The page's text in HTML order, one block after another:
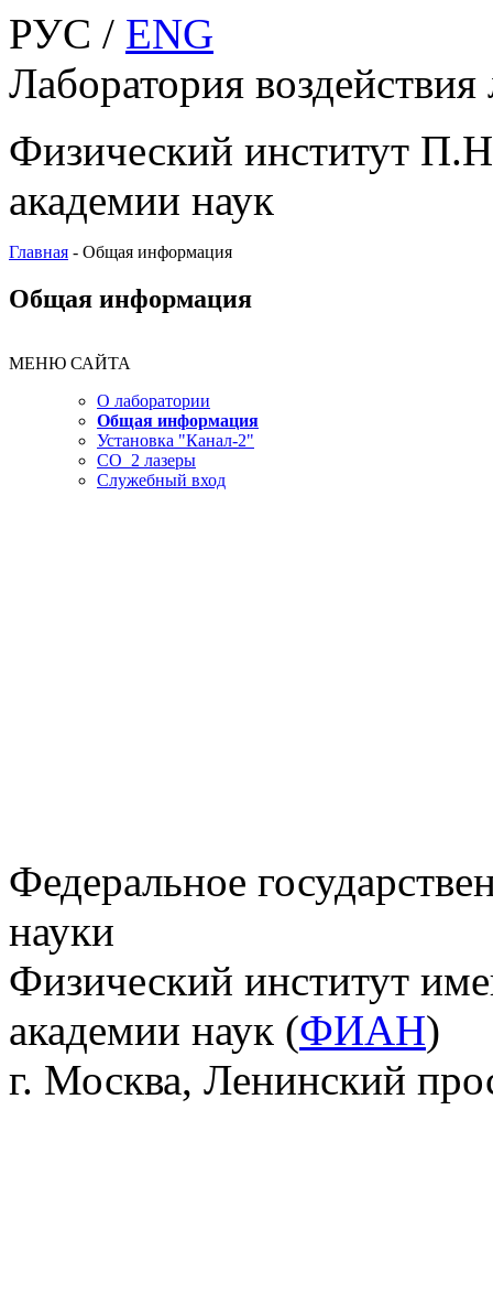
РУС / ENG
Лаборатория воздействия
Физический институт
академии наук
Главная - Общая информация
Общая информация
МЕНЮ САЙТА
О лаборатории
Общая информация
Установка "Канал-2"
CO_2 лазеры
Служебный вход
Федеральное
науки
Физический институт
академии наук (ФИАН)
г. Москва, Ленинский